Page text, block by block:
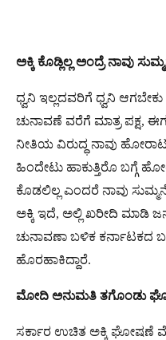
ಅಕ್ಕಿ ಕೊಡ್ಲಿಲ್ಲ ಅಂದ್ರೆ ನಾವು
ಧ್ವನಿ ಇಲ್ಲದವರಿಗೆ ಧ್ವನಿ ಆಗಬೇಕು
ಚುನಾವಣೆ ವರೆಗೆ ಮಾತ್ರ ಪಕ್ಷ,
ನೀತಿಯ ವಿರುದ್ಧ ನಾವು
ಹಿಂದೇಟು ಹಾಕುತ್ತಿರೊ ಬಗ್ಗೆ
ಕೊಡಲಿಲ್ಲ ಎಂದರೆ ನಾವು
ಅಕ್ಕಿ ಇದೆ, ಅಲ್ಲಿ ಖರೀದಿ ಮಾಡಿ
ಚುನಾವಣಾ ಬಳಿಕ ಕರ್ನಾಟಕದ
ಹೊರಹಾಕಿದ್ದಾರೆ.
ಮೋದಿ ಅನುಮತಿ ತಗೊಂಡು
ಸರ್ಕಾರ ಉಚಿತ ಅಕ್ಕಿ ಘೋಷಣೆ